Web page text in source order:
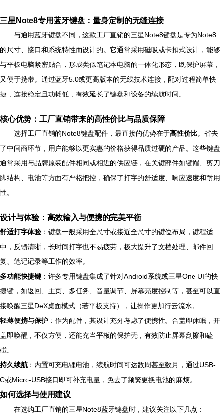
三星Note8专用蓝牙键盘：量身定制的无缝连接
与通用蓝牙键盘不同，这款工厂直销的三星Note8键盘是专为Note8
的尺寸、接口和系统特性而设计的。它通常采用磁吸或卡扣式设计，能够
与平板电脑紧密贴合，形成类似笔记本电脑的一体化形态，既保护屏幕，
又便于携带。通过蓝牙5.0或更高版本的无线技术连接，配对过程简单快
捷，连接稳定且功耗低，有效延长了键盘和设备的续航时间。
核心优势：工厂直销带来的高性价比与品质保障
选择工厂直销的Note8键盘配件，最直接的优势在于高性价比。省去
了中间商环节，用户能够以更实惠的价格获得品质过硬的产品。这些键盘
通常采用与品牌原装配件相同或相近的供应链，在关键部件如键帽、剪刀
脚结构、电池等方面有严格把控，确保了打字的舒适度、响应速度和耐用
性。
设计与体验：高效输入与便携的完美平衡
舒适打字体验 ：键盘一般采用全尺寸或接近全尺寸的键位布局，键程适
中，反馈清晰，长时间打字也不易疲劳，极大提升了文档处理、邮件回
复、笔记记录等工作的效率。
多功能快捷键 ：许多专用键盘集成了针对Android系统或三星One UI的快
捷键，如返回、主页、多任务、音量调节、屏幕亮度控制等，甚至可以直
接唤醒三星DeX桌面模式（若平板支持），让操作更加行云流水。
轻薄便携与保护 ：作为配件，其设计充分考虑了便携性。合盖即休眠，开
盖即唤醒，不仅方便，还能充当平板的保护壳，有效防止屏幕刮擦和磕
碰。
持久续航 ：内置可充电锂电池，续航时间可达数周甚至数月，通过USB-
C或Micro-USB接口即可补充电量，免去了频繁更换电池的麻烦。
如何选择与使用建议
在选购工厂直销的三星Note8蓝牙键盘时，建议关注以下几点：